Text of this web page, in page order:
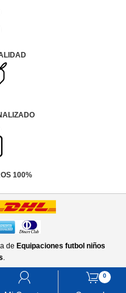
100%
󰃳 0
󰃦
de Equipaciones futbol niños
.